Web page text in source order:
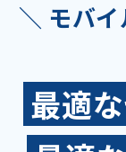
＼ モバ
最適